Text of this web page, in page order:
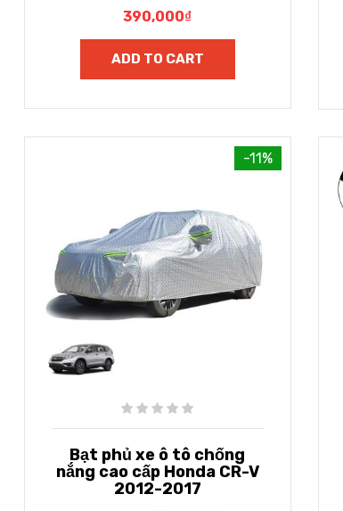
390,000₫
ADD TO CART
-11%
Bạt phủ xe ô tô chống
nắng cao cấp Honda CR-V
2012-2017